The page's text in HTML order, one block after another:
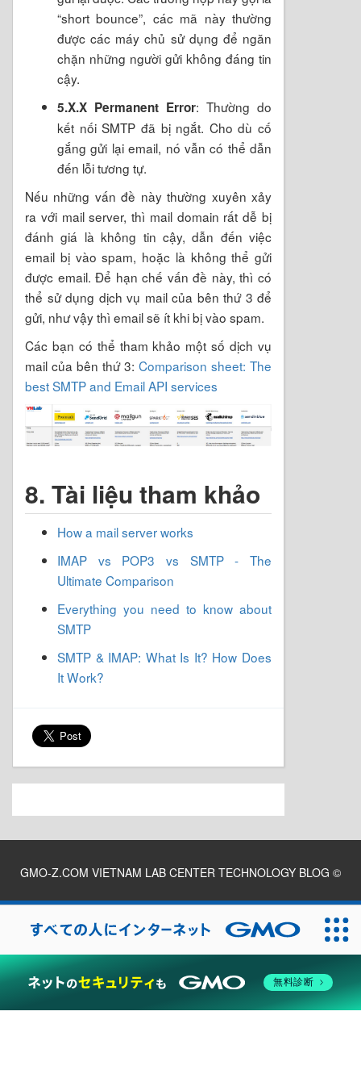
“short bounce”, các mã này thường
được các máy chủ sử dụng để ngăn
chặn những người gửi không đáng tin
cậy.
5.X.X Permanent Error: Thường do
kết nối SMTP đã bị ngắt. Cho dù cố
gắng gửi lại email, nó vẫn có thể dẫn
đến lỗi tương tự.
Nếu những vấn đề này thường xuyên xảy
ra với mail server, thì mail domain rất dễ bị
đánh giá là không tin cậy, dẫn đến việc
email bị vào spam, hoặc là không thể gửi
được email. Để hạn chế vấn đề này, thì có
thể sử dụng dịch vụ mail của bên thứ 3 để
gửi, như vậy thì email sẽ ít khi bị vào spam.
Các bạn có thể tham khảo một số dịch vụ
mail của bên thứ 3: Comparison sheet: The
best SMTP and Email API services
8. Tài liệu tham khảo
How a mail server works
IMAP vs POP3 vs SMTP - The
Ultimate Comparison
Everything you need to know about
SMTP
SMTP & IMAP: What Is It? How Does
It Work?
GMO-Z.COM VIETNAM LAB CENTER TECHNOLOGY BLOG ©
2026
無料診断